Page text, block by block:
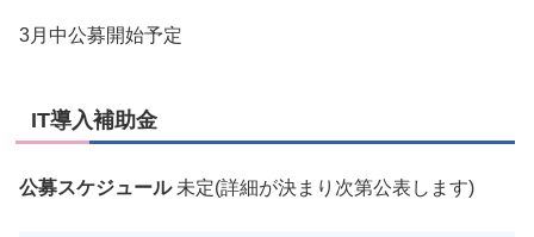
3月中公募開始予定
IT導入補助金
公募スケジュール 未定(詳細が決まり次第公表します)